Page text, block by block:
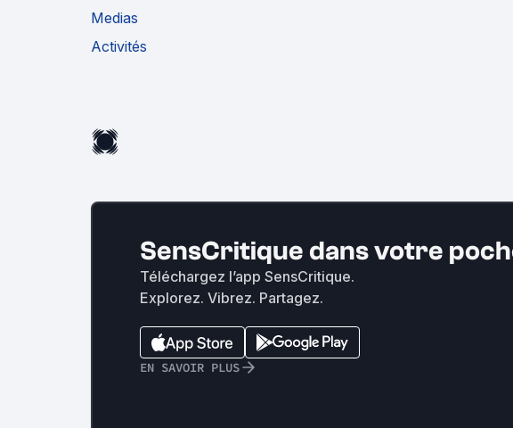
Medias
Activités
SensCritique dans votre
Téléchargez l’app SensCritique.
Explorez. Vibrez. Partagez.
EN SAVOIR PLUS